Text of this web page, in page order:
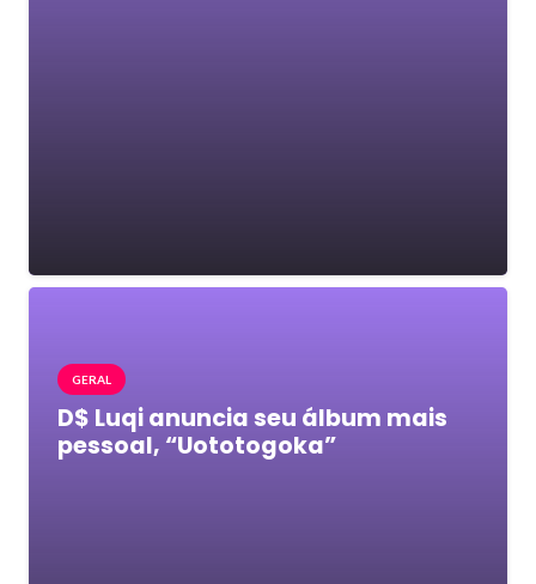
GERAL
D$ Luqi anuncia seu álbum mais
pessoal, “Uototogoka”